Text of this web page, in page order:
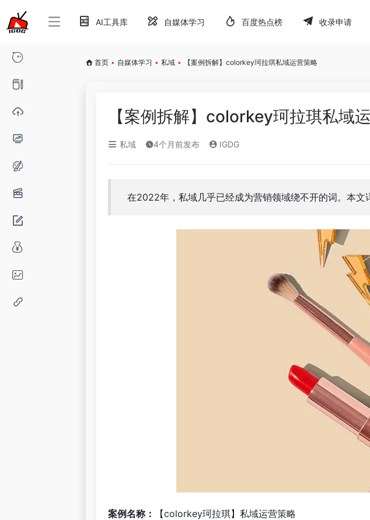
AI工具库 自媒体学习 百度热点榜 收录申请
首页 • 自媒体学习 • 私域 • 【案例拆解】colorkey珂拉琪私域运营策略
【案例拆解】colorkey珂拉琪私域
私域 4个月前发布 IGDG
在2022年，私域几乎已经成为营销领域绕不开的词。本
案例名称： 【colorkey珂拉琪】私域运营策略